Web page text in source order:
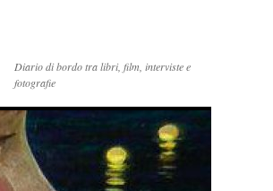
Diario di bordo tra libri, film, interviste e
fotografie